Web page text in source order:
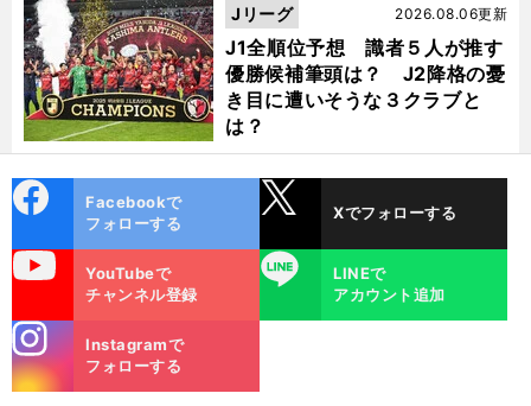
J1全順位予想 識者５人が推す
優勝候補筆頭は？ J2降格の憂
き目に遭いそうな３クラブと
は？
2026.08.06更新
Jリーグ
ok
Facebookで
フォローする
Xでフォローする
YouTubeで
チャンネル登録
LINE
LINEで
アカウント追加
m
Instagramで
フォローする